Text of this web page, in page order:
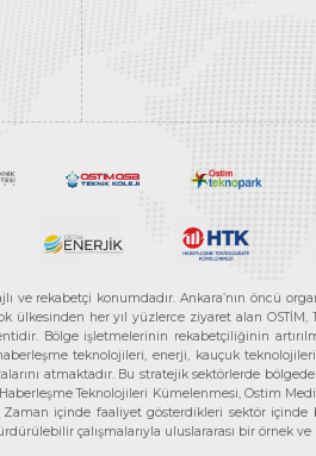
ve rekabetçi konumdadır. Ankara’nın öncü
her yıl yüzlerce ziyaret alan OSTİM,
Bölge işletmelerinin rekabetçiliğinin
teknolojileri, enerji, kauçuk
atmaktadır. Bu stratejik sektörlerde
Teknolojileri Kümelenmesi, Ostim
içinde faaliyet gösterdikleri sektör
çalışmalarıyla uluslararası bir örnek